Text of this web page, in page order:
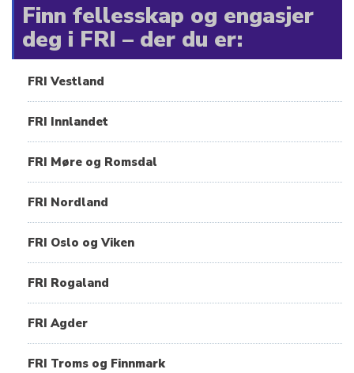
Finn fellesskap og engasjer
deg i FRI – der du er:
FRI Vestland
FRI Innlandet
FRI Møre og Romsdal
FRI Nordland
FRI Oslo og Viken
FRI Rogaland
FRI Agder
FRI Troms og Finnmark